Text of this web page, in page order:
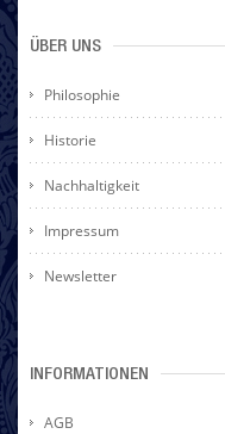
ÜBER UNS
Philosophie
Historie
Nachhaltigkeit
Impressum
Newsletter
INFORMATIONEN
AGB